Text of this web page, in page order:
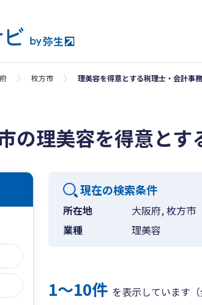
枚方市 理美容を得意とする税理士・会計事
の理美容を得意と
現在の検索条件
所在地
大阪府, 枚方市
業種
理美容
1〜10件 を表示しています（